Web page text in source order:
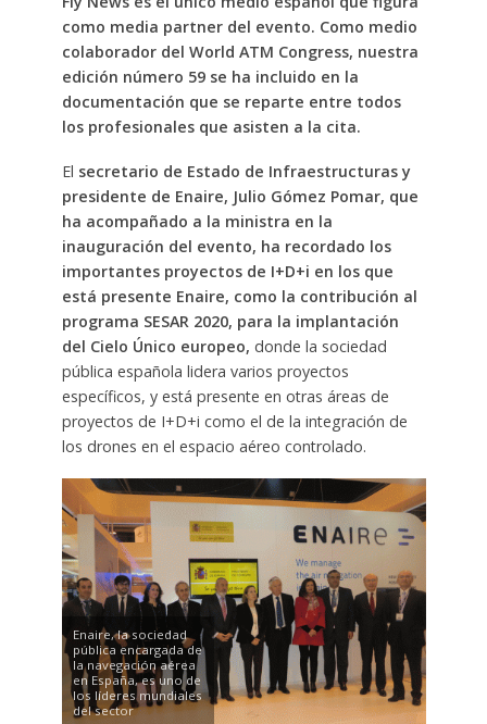
como media partner del evento. Como medio
colaborador del World ATM Congress, nuestra
edición número 59 se ha incluido en la
documentación que se reparte entre todos
los profesionales que asisten a la cita.
El secretario de Estado de Infraestructuras y
presidente de Enaire, Julio Gómez Pomar, que
ha acompañado a la ministra en la
inauguración del evento, ha recordado los
importantes proyectos de I+D+i en los que
está presente Enaire, como la contribución al
programa SESAR 2020, para la implantación
del Cielo Único europeo, donde la sociedad
pública española lidera varios proyectos
específicos, y está presente en otras áreas de
proyectos de I+D+i como el de la integración de
los drones en el espacio aéreo controlado.
Enaire, la sociedad
pública encargada de
la navegación aérea
en España, es uno de
los líderes mundiales
del sector